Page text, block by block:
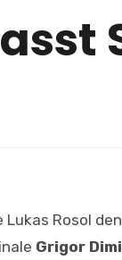
Lukas Rosol
Grigor